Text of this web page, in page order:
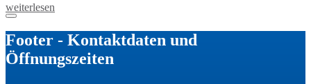
weiterlesen
Footer - Kontaktdaten und
Öffnungszeiten